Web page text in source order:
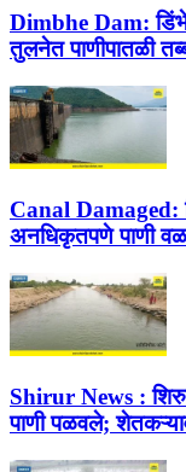
Dimbhe Dam:
तुलनेत पाणीपातळी
Canal Damaged:
अनधिकृतपणे पाणी
Shirur News :
पाणी पळवले;